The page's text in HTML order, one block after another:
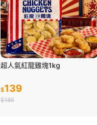
超人氣紅龍雞塊1kg
$139
$185